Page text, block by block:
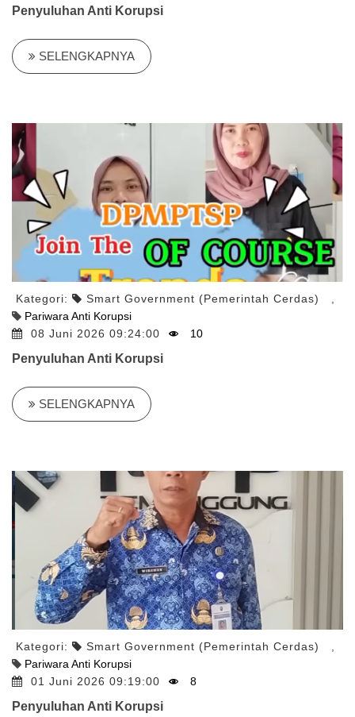
Penyuluhan Anti Korupsi
SELENGKAPNYA
Kategori: Smart Government (Pemerintah Cerdas)
Pariwara Anti Korupsi
08 Juni 2026 09:24:00
10
Penyuluhan Anti Korupsi
SELENGKAPNYA
Kategori: Smart Government (Pemerintah Cerdas)
Pariwara Anti Korupsi
01 Juni 2026 09:19:00
8
Penyuluhan Anti Korupsi